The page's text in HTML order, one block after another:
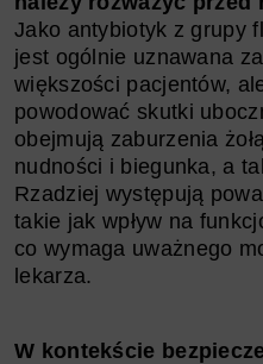
Jako antybiotyk z grupy
jest ogólnie uznawana
większości pacjentów,
powodować skutki
obejmują zaburzenia
nudności i biegunka, a
Rzadziej występują
takie jak wpływ na
co wymaga uważnego
lekarza.
W kontekście